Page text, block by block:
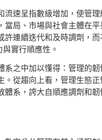
速呈指數級增加，使管
當局、市場與社會主體在
連續迭代和及時調劑，
實行順應性。
之中加以懂得：管理的
從趨向上看，管理生態
系，誇大自順應調劑和